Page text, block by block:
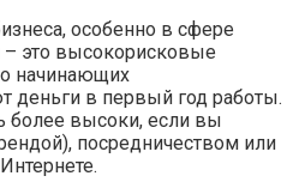
особенно в сфере
– это высокорисковые
начинающих
деньги в первый год работы.
более высоки, если вы
посредничеством или